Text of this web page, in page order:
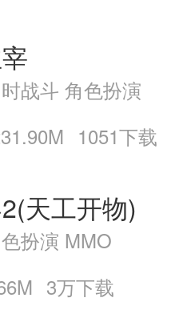
战斗 角色扮演
1051下载
天工开物)
扮演 MMO
3万下载